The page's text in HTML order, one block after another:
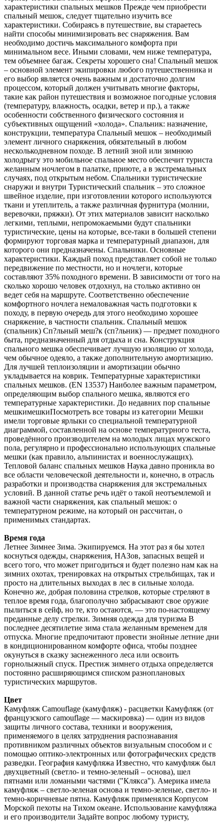
характеристики спальных мешков Прежде чем приобрести
спальный мешок, следует тщательно изучить все
характеристики. Собираясь в путешествие, вы стараетесь
найти способы минимизировать вес снаряжения. Вам
необходимо достичь максимального комфорта при
минимальном весе. Иными словами, чем ниже температура,
тем объемнее багаж. Секреты хорошего сна! Спальный мешок
– основной элемент экипировки любого путешественника и
его выбор является очень важным и достаточно долгим
процессом, который должен учитывать многие факторы,
такие как район путешествия и возможное погодные условия
(температуру, влажность, осадки, ветер и пр.), а также
особенности собственного физического состояния и
субъективных ощущений «холода». Спальник: назначение,
конструкции, температура Спальный мешок – необходимый
элемент личного снаряжения, обязательный в любом
несколькодневном походе. В летний зной или зимнюю
холодрыгу это мобильное спальное место обеспечит туриста
желанным ночлегом в палатке, приюте, а в экстремальных
случаях, под открытым небом. Спальники туристические
снаружи и внутри Туристический спальник – это сложное
швейное изделие, при изготовлении которого используются
ткани и утеплитель, а также различная фурнитура (молнии,
веревочки, пряжки). От этих материалов зависит насколько
легкими, теплыми, непромокаемыми будут спальники
туристические, цены на которые, все-таки в большей степени
формируют торговая марка и температурный диапазон, для
которого они предназначены. Спальники. Основные
характеристики. Каждый поход представляет собой не только
передвижение по местности, но и ночлеги, которые
составляют 35% походного времени. В зависимости от того на
сколько хорошо человек отдохнул, на столько активно он
ведет себя на маршруте. Соответственно обеспечение
комфортного ночлега немаловажная часть подготовки к
походу, в первую очередь для этого необходимо хорошее
снаряжение, в частности спальник. Спальный мешок
(спальник) Сп?льный меш?к (сп?льник) — предмет походного
быта, предназначенный для отдыха и сна. Конструкция
спального мешка обеспечивает лучшую изоляцию от холода,
чем обычное одеяло, а также дополнительную амортизацию.
Для лучшей теплоизоляции и амортизации обычно
укладывается на коврик. Температурные характеристики
спальных мешков. (EN 13537) Наиболее важным параметром,
определяющим выбор спального мешка, являются его
температурные характеристики. До недавних пор спальные
мешкимешкиПосмотреть все товары из категории Мешки
имели торговые ярлыки со специальной температурной
диаграммой, составленной на основе температурного теста,
проведённого производителем на молодых лицах мужского
пола, регулярно и профессионально использующих спальные
мешки (как правило, альпинистах и военнослужащих).
Тепловой баланс спальных мешков Наука давно проникла во
все области человеческой деятельности и, конечно, в отрасль
разработки и производства снаряжения для экстремальных
условий. В данной статье речь идёт о такой неотъемлемой и
важной части снаряжения, как спальный мешок: о
температурном режиме, на который он рассчитан, о
применимых стандартах.
Время года
Летнее Зимнее Зима. Экипируемся. На этот раз я бы хотел
коснуться одежды, снаряжения, НАЗов, запасных вещей и
всего того, что может пригодиться и будет полезно нам как на
зимних охотах, тренировках на открытых стрельбищах, так и
просто на длительных выходах в лес в сильные холода.
Конечно же, добрая половина стрелков, которые стреляют в
теплое время года, благополучно забрасывают свое оружие
пылиться в сейф, но те, кто остаются, — это по-настоящему
преданные делу стрелки. Зимняя одежда для туризма В
последнее десятилетие зима стала желанным временем для
отпуска. Многие предпочитают провести знойные летние дни
в кондиционированном комфорте офиса, чтобы позднее
окунуться в сказку заснеженного леса или освоить
горнолыжный спуск. Престиж зимнего отдыха определяется
постоянно расширяющимся списком разноплановых
туристических маршрутов.
Цвет
Камуфляж Camouflage (камуфляж) - расцветки Камуфляж (от
французского camouflage — маскировка) — один из видов
защиты личного состава, техники и вооружения,
применяемого в целях затруднения распознавания
противником различных объектов визуальным способом и с
помощью оптико-электронных или фотографических средств
разведки. География камуфляжа Известно, что камуфляж был
двухцветный (светло- и темно-зеленый – основа), шел
пятнами или ломаными частями ("Клякса"). Америка имела
камуфляж – светло-зеленая основа и темно-зеленые, светло- и
темно-коричневые пятна. Камуфляж применялся Корпусом
Морской пехоты на Тихом океане. Использование камуфляжа
и его производители Задайте вопрос любому туристу,